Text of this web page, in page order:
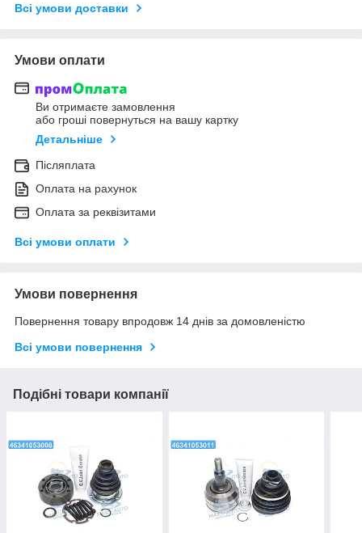
Всі умови доставки
Умови оплати
Ви отримаєте замовлення
або гроші повернуться на вашу картку
Детальніше
Післяплата
Оплата на рахунок
Оплата за реквізитами
Всі умови оплати
Умови повернення
Повернення товару впродовж 14 днів за домовленістю
Всі умови повернення
Подібні товари компанії